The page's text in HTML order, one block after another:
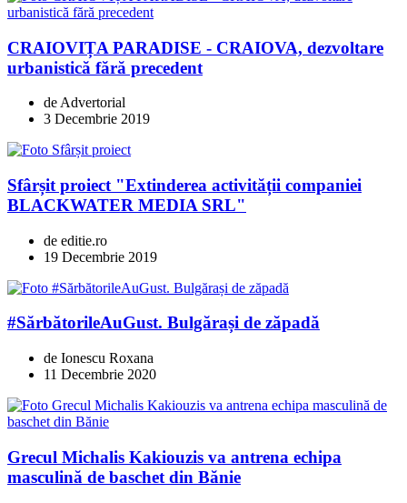
CRAIOVIȚA PARADISE - CRAIOVA, dezvoltare
urbanistică fără precedent
de Advertorial
3 Decembrie 2019
Sfârșit proiect "Extinderea activității companiei
BLACKWATER MEDIA SRL"
de editie.ro
19 Decembrie 2019
#SărbătorileAuGust. Bulgărași de zăpadă
de Ionescu Roxana
11 Decembrie 2020
Grecul Michalis Kakiouzis va antrena echipa
masculină de baschet din Bănie